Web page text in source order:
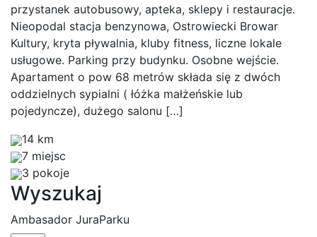
przystanek autobusowy, apteka, sklepy i restauracje.
Nieopodal stacja benzynowa, Ostrowiecki Browar
Kultury, kryta pływalnia, kluby fitness, liczne lokale
usługowe. Parking przy budynku. Osobne wejście.
Apartament o pow 68 metrów składa się z dwóch
oddzielnych sypialni ( łóżka małżeńskie lub
pojedyncze), dużego salonu […]
14 km
7 miejsc
3 pokoje
Wyszukaj
Ambasador JuraParku